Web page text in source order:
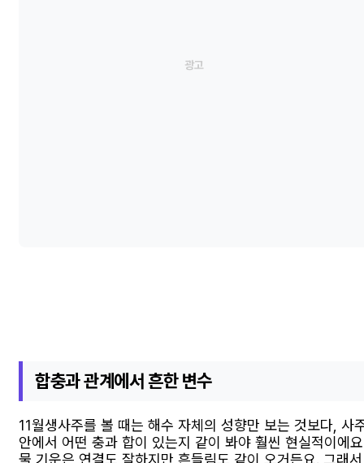
합충과 관계에서 흔한 변수
11월생사주를 볼 때는 해수 자체의 성향만 보는 것보다, 사
안에서 어떤 충과 합이 있는지 같이 봐야 훨씬 현실적이에
물 기운은 연결도 잘하지만 흔들림도 같이 오거든요. 그래서